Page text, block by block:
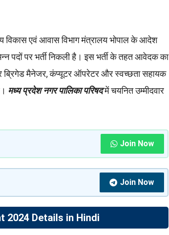
विकास एवं आवास विभाग मंत्रालय भोपाल के आदेश
पदों पर भर्ती निकली है। इस भर्ती के तहत आवेदक का
ब्रिगेड मैनेजर, कंप्यूटर ऑपरेटर और स्वच्छता सहायक
मध्य प्रदेश नगर पालिका परिषदमें चयनित उम्मीदवार
Join Now
Join Now
2024 Details in Hindi